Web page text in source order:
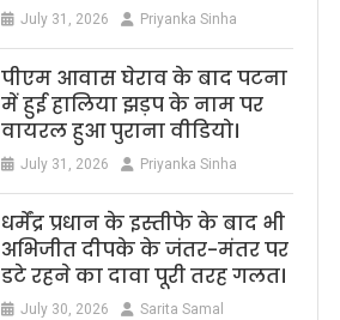
July 31, 2026 Priyanka Sinha
पीएम आवास घेराव के बाद पटना
में हुई हालिया झड़प के नाम पर
वायरल हुआ पुराना वीडियो।
July 31, 2026 Priyanka Sinha
धर्मेंद्र प्रधान के इस्तीफे के बाद भी
अभिजीत दीपके के जंतर-मंतर पर
डटे रहने का दावा पूरी तरह गलत।
July 30, 2026 Sarita Samal